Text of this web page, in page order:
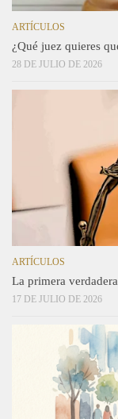
ARTÍCULOS
¿Qué juez quieres
28 DE JULIO DE 2026
ARTÍCULOS
La primera
17 DE JULIO DE 2026